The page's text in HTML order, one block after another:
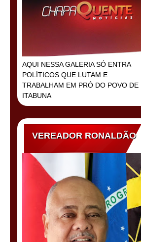
AQUI NESSA GALERIA SÓ ENTRA
POLÍTICOS QUE LUTAM E
TRABALHAM EM PRÓ DO POVO DE
ITABUNA
VEREADOR RONALDÃO